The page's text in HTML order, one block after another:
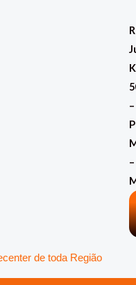
–
–
de toda Região